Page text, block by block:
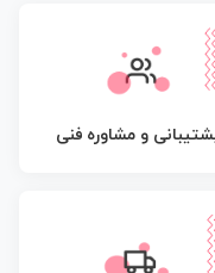
و مشاوره فنی